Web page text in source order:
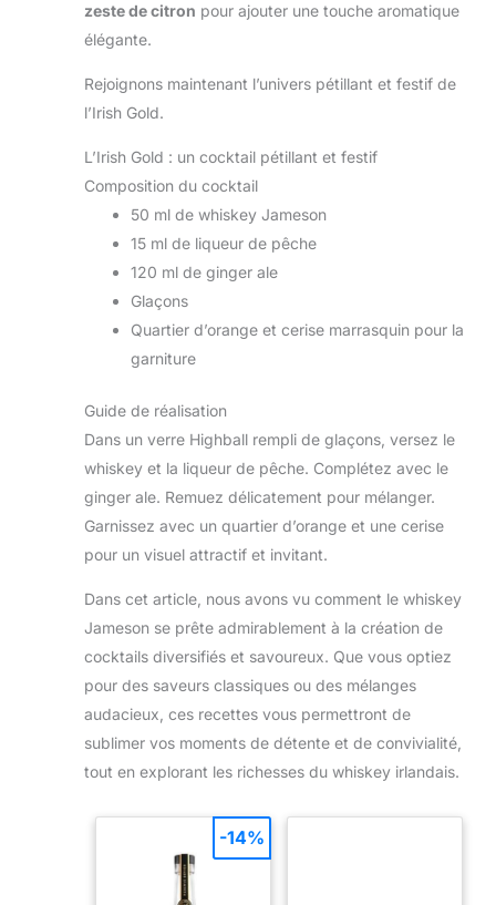
zeste de citron pour ajouter une touche aromatique
élégante.
Rejoignons maintenant l’univers pétillant et festif de
l’Irish Gold.
L’Irish Gold : un cocktail pétillant et festif
Composition du cocktail
50 ml de whiskey Jameson
15 ml de liqueur de pêche
120 ml de ginger ale
Glaçons
Quartier d’orange et cerise marrasquin pour la
garniture
Guide de réalisation
Dans un verre Highball rempli de glaçons, versez le
whiskey et la liqueur de pêche. Complétez avec le
ginger ale. Remuez délicatement pour mélanger.
Garnissez avec un quartier d’orange et une cerise
pour un visuel attractif et invitant.
Dans cet article, nous avons vu comment le whiskey
Jameson se prête admirablement à la création de
cocktails diversifiés et savoureux. Que vous optiez
pour des saveurs classiques ou des mélanges
audacieux, ces recettes vous permettront de
sublimer vos moments de détente et de convivialité,
tout en explorant les richesses du whiskey irlandais.
-14%